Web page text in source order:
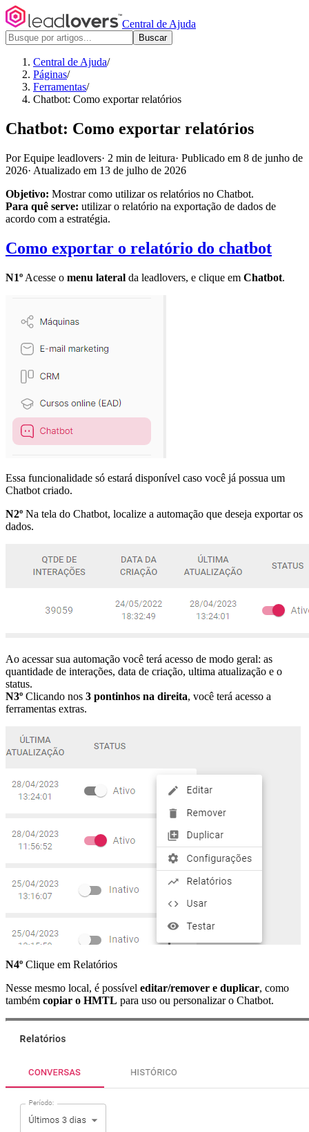
Central de Ajuda
Buscar
Central de Ajuda/
Páginas/
Ferramentas/
Chatbot: Como exportar relatórios
Chatbot: Como exportar relatórios
Por Equipe leadlovers· 2 min de leitura· Publicado em 8 de junho de
2026· Atualizado em 13 de julho de 2026
Objetivo: Mostrar como utilizar os relatórios no Chatbot.
Para quê serve: utilizar o relatório na exportação de dados de
acordo com a estratégia.
Como exportar o relatório do chatbot
N1º Acesse o menu lateral da leadlovers, e clique em Chatbot.
Essa funcionalidade só estará disponível caso você já possua um
Chatbot criado.
N2º Na tela do Chatbot, localize a automação que deseja exportar os
dados.
Ao acessar sua automação você terá acesso de modo geral: as
quantidade de interações, data de criação, ultima atualização e o
status.
N3º Clicando nos 3 pontinhos na direita, você terá acesso a
ferramentas extras.
N4º Clique em Relatórios
Nesse mesmo local, é possível editar/remover e duplicar, como
também copiar o HMTL para uso ou personalizar o Chatbot.